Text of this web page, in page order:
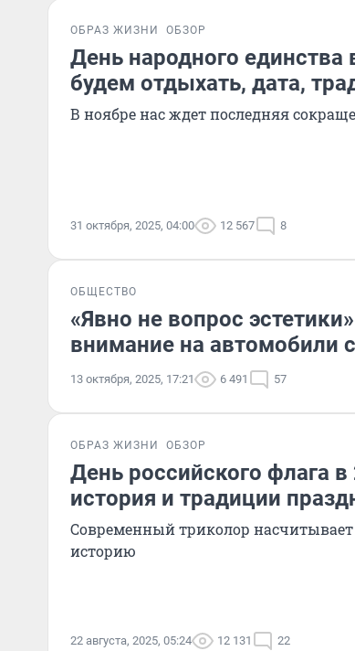
ОБРАЗ ЖИЗНИ ОБЗОР
День народного единства
будем отдыхать, дата,
В ноябре нас ждет последняя
31 октября, 2025, 04:00 12 567 8
ОБЩЕСТВО
«Явно не вопрос
внимание на автомобили
13 октября, 2025, 17:21 6 491 57
ОБРАЗ ЖИЗНИ ОБЗОР
День российского флага в
история и традиции
Современный триколор
историю
22 августа, 2025, 05:24 12 131 22